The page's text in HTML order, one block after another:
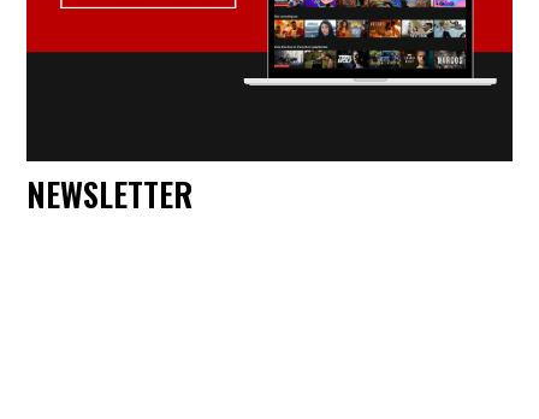
NEWSLETTER